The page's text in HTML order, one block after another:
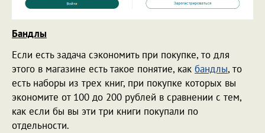
Бандлы
Если есть задача сэкономить при покупке, то для
этого в магазине есть такое понятие, как бандлы, то
есть наборы из трех книг, при покупке которых вы
экономите от 100 до 200 рублей в сравнении с тем,
как если бы вы эти три книги покупали по
отдельности.